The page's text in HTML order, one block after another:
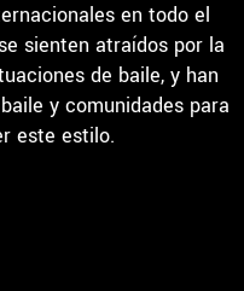
en todo el
sienten atraídos por la
de baile, y han
y comunidades para
este estilo.